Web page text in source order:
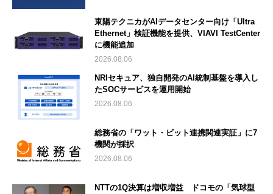
東陽テクニカがAIデータセンター向け「Ultra
Ethernet」検証機能を提供、VIAVI TestCenter
に機能追加
2026.08.06
NRIセキュア、独自開発のAI統制基盤を導入し
たSOCサービスを運用開始
2026.08.06
総務省の「ワット・ビット連携関連実証」に7
機関が採択
2026.08.06
NTTの1Q決算は増収増益 ドコモの「気球型